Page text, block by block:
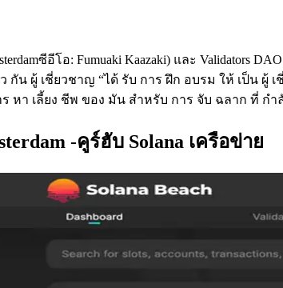
ซีอีโอ: Fumuaki Kaazaki) และ Validators
กัน ผู้ เชี่ยวชาญ “ได้ รับ การ ฝึก อบรม ให้ เป็น ผู้
าร หา เลี้ยง ชีพ ของ มัน สําหรับ การ จับ ฉลาก ที่
-คูร์ฮับ Solana เครือข่าย